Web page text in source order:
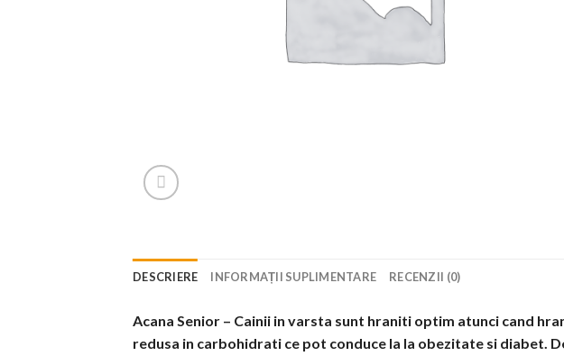
DESCRIERE INFORMAȚII SUPLIMENTARE RECENZII (0)
Acana Senior – Cainii in varsta sunt hraniti optim atunci cand
redusa in carbohidrati ce pot conduce la la obezitate si diabet.